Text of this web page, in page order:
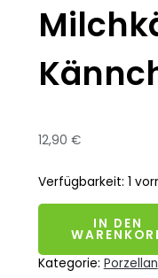
12,90 €
Verfügbarkeit: 1
IN DEN
Kategorie: Porzellan